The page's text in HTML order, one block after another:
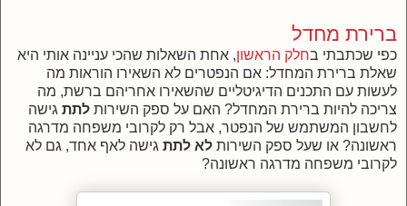
ברירת מחדל
כפי שכתבתי בחלק הראשון, אחת השאלות שהכי עניינה אותי היא
שאלת ברירת המחדל: אם הנפטרים לא השאירו הוראות מה
לעשות עם התכנים הדיגיטליים שהשאירו אחריהם ברשת, מה
צריכה להיות ברירת המחדל? האם על ספק השירות לתת גישה
לחשבון המשתמש של הנפטר, אבל רק לקרובי משפחה מדרגה
ראשונה? או שעל ספק השירות לא לתת גישה לאף אחד, גם לא
לקרובי משפחה מדרגה ראשונה?